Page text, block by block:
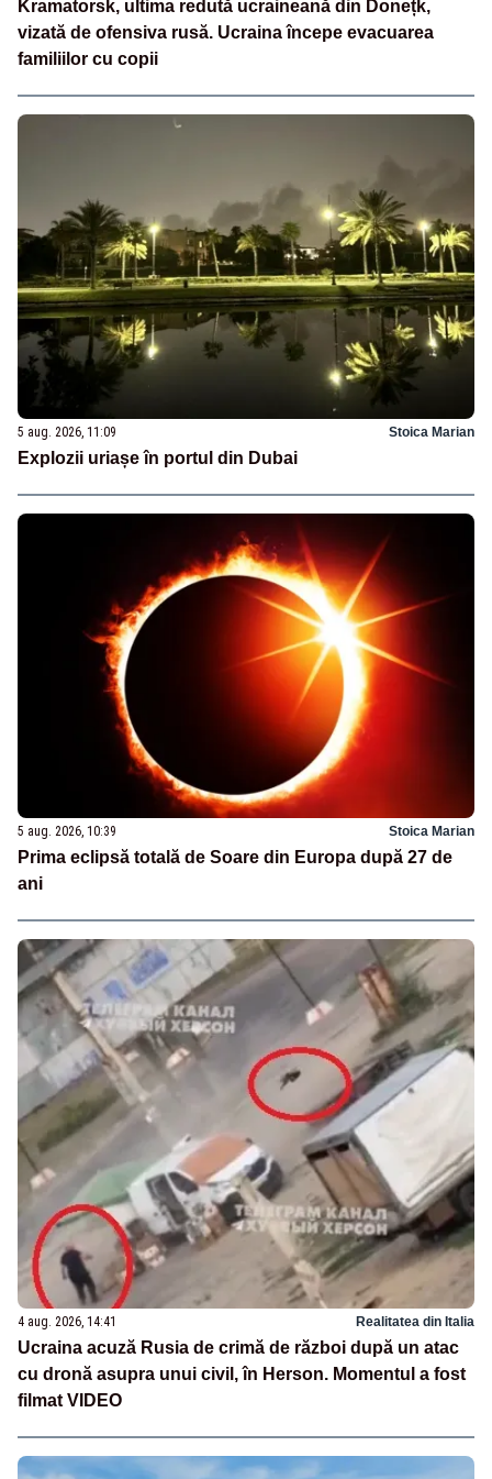
Kramatorsk, ultima redută ucraineană din Donețk,
vizată de ofensiva rusă. Ucraina începe evacuarea
familiilor cu copii
5 aug. 2026, 11:09 Stoica Marian
Explozii uriașe în portul din Dubai
5 aug. 2026, 10:39 Stoica Marian
Prima eclipsă totală de Soare din Europa după 27 de
ani
4 aug. 2026, 14:41 Realitatea din Italia
Ucraina acuză Rusia de crimă de război după un atac
cu dronă asupra unui civil, în Herson. Momentul a fost
filmat VIDEO